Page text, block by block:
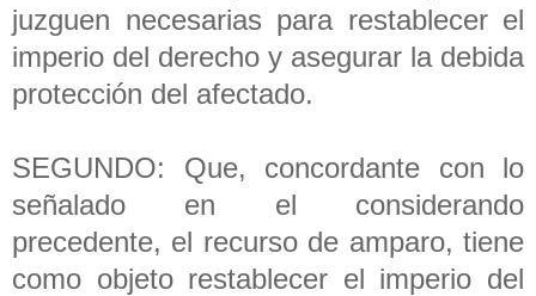
juzguen necesarias para restablecer el
imperio del derecho y asegurar la debida
protección del afectado.
SEGUNDO: Que, concordante con lo
señalado en el considerando
precedente, el recurso de amparo, tiene
como objeto restablecer el imperio del